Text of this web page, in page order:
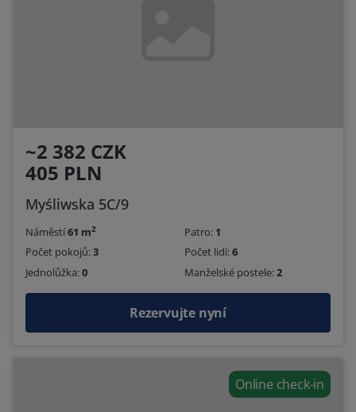
~2 382 CZK
405 PLN
Myśliwska 5C/9
Náměstí61 m2 Patro: 1
Počet pokojů:3 Počet lidí:6
Jednolůžka:0 Manželské postele:2
Rezervujte nyní
Online check-in